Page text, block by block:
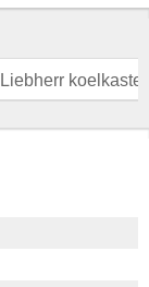
Liebherr